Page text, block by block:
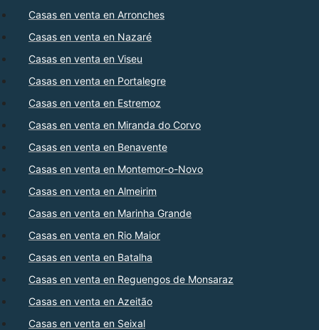
Casas en venta en Arronches
Casas en venta en Nazaré
Casas en venta en Viseu
Casas en venta en Portalegre
Casas en venta en Estremoz
Casas en venta en Miranda do Corvo
Casas en venta en Benavente
Casas en venta en Montemor-o-Novo
Casas en venta en Almeirim
Casas en venta en Marinha Grande
Casas en venta en Rio Maior
Casas en venta en Batalha
Casas en venta en Reguengos de Monsaraz
Casas en venta en Azeitão
Casas en venta en Seixal